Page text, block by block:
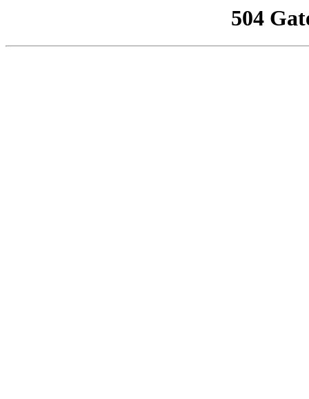
504